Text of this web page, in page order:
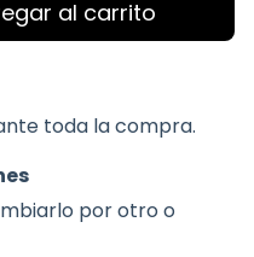
toda la compra.
por otro o